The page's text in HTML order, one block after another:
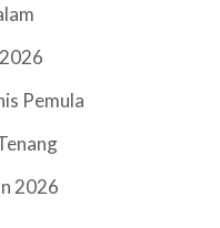
Pemula
2026